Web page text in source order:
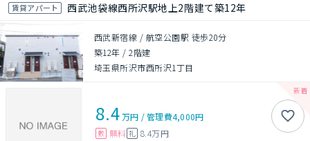
賃貸アパート 西武池袋線西所沢駅地上2階建て築12年
西武新宿線 / 航空公園駅 徒歩20分
築12年 /2階建
埼玉県所沢市西所沢1丁目
8.4万円 /管理費4,000円
敷 無料 礼 8.4万円